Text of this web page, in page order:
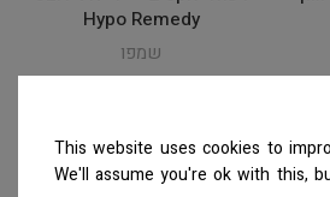
Hypo Remedy
שמפו
המחיר ייחשף רק לבעלי
This website uses cookies to
We'll assume you're ok with this,